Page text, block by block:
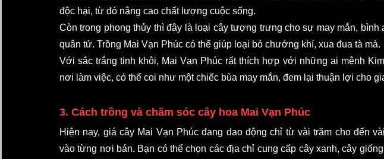
độc hại, từ đó nâng cao chất lượng cuộc sống.
Còn trong phong thủy thì đây là loại cây tượng trưng cho sự may mắn, bình
quân tử. Trồng Mai Vạn Phúc có thể giúp loại bỏ chướng khí, xua đua tà mà.
Với sắc trắng tinh khôi, Mai Vạn Phúc rất thích hợp với những ai mệnh
nơi làm việc, có thể coi như một chiếc bùa may mắn, đem lại thuận lợi cho
3. Cách trồng và chăm sóc cây hoa Mai Vạn Phúc
Hiện nay, giá cây Mai Vạn Phúc đang dao động chỉ từ vài trăm cho đến
vào từng nơi bán. Bạn có thể chọn các địa chỉ cung cấp cây xanh, cây